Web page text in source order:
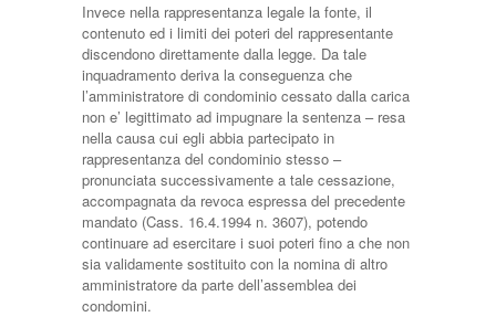
Invece nella rappresentanza legale la fonte, il
contenuto ed i limiti dei poteri del rappresentante
discendono direttamente dalla legge. Da tale
inquadramento deriva la conseguenza che
l’amministratore di condominio cessato dalla carica
non e’ legittimato ad impugnare la sentenza – resa
nella causa cui egli abbia partecipato in
rappresentanza del condominio stesso –
pronunciata successivamente a tale cessazione,
accompagnata da revoca espressa del precedente
mandato (Cass. 16.4.1994 n. 3607), potendo
continuare ad esercitare i suoi poteri fino a che non
sia validamente sostituito con la nomina di altro
amministratore da parte dell’assemblea dei
condomini.